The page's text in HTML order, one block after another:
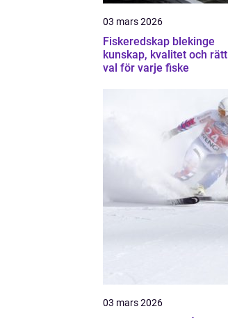
03 mars 2026
Fiskeredskap blekinge
kunskap, kvalitet och rätt
val för varje fiske
03 mars 2026